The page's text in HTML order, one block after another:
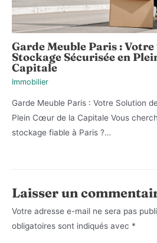
Garde Meuble Paris :
Stockage Sécurisée en
Capitale
Immobilier
Garde Meuble Paris : Votre Solution
Plein Cœur de la Capitale Vous
stockage fiable à Paris ?…
Laisser un
Votre adresse e-mail ne sera pas
obligatoires sont indiqués avec *